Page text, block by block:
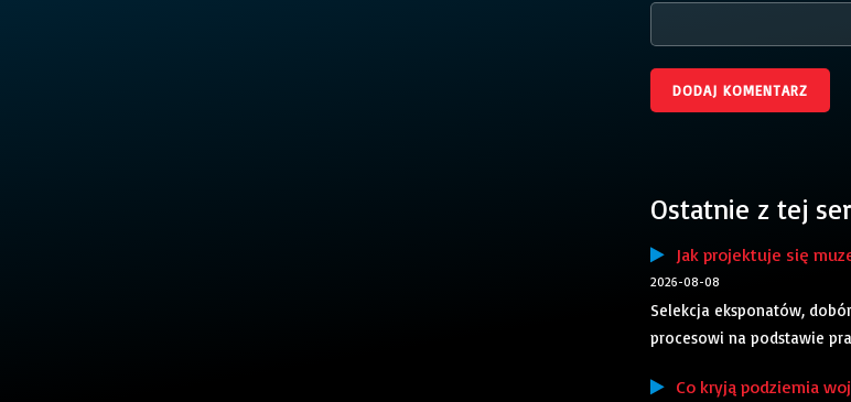
Ostatnie z tej
Jak projektuje się
2026-08-08
Selekcja eksponatów,
procesowi na podstawie
Co kryją podziemia